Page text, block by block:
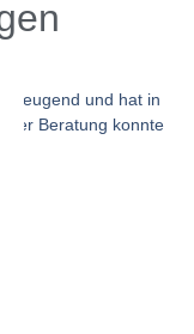
und hat in
Beratung konnte